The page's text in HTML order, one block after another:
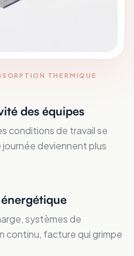
THERMIQUE
des équipes
conditions de travail se
deviennent plus
systèmes de
continu, facture qui grimpe